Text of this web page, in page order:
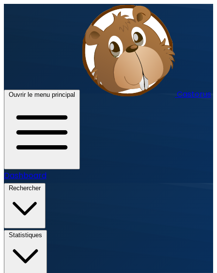
Ouvrir le menu principal Castorus
Dashboard
Rechercher
Statistiques